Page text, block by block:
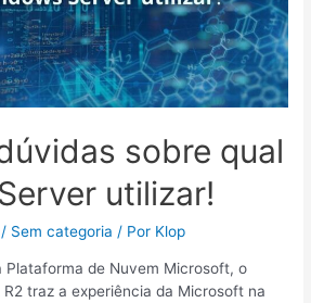
sobre qual
utilizar!
/ Sem categoria / Por Klop
Plataforma de Nuvem Microsoft, o
traz a experiência da Microsoft na